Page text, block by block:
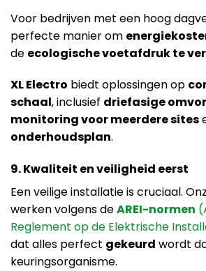
Voor bedrijven met een hoog
perfecte manier om
de ecologische voetafdruk te
XL Electro biedt oplossingen op
schaal, inclusief driefasige
monitoring voor meerdere sites
onderhoudsplan.
9. Kwaliteit en veiligheid eerst
Een veilige installatie is cruciaal.
werken volgens deAREI-normen
Reglement op de Elektrische
dat alles perfect gekeurd wordt
keuringsorganisme.